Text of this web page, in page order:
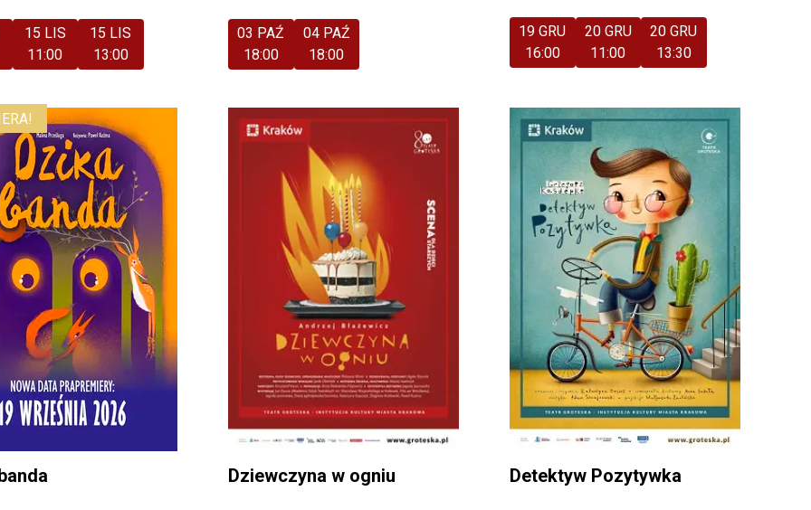
15 LIS
11:00
15 LIS
13:00
03 PAŹ
18:00
04 PAŹ
18:00
19 GRU
16:00
20 GRU
11:00
20 GRU
13:30
Dziewczyna w ogniu Detektyw Pozytywka